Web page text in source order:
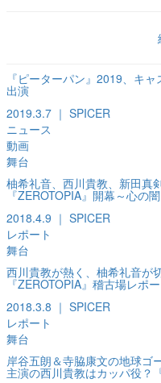
『ピーターパン』2019、キ
出演
2019.3.7 ｜ SPICER
ニュース
動画
舞台
柚希礼音、西川貴教、新田真
『ZEROTOPIA』開幕～心の
2018.4.9 ｜ SPICER
レポート
舞台
西川貴教が熱く、柚希礼音が
『ZEROTOPIA』稽古場レポ
2018.3.8 ｜ SPICER
レポート
舞台
岸谷五朗＆寺脇康文の地球ゴ
主演の西川貴教はカッパ役？